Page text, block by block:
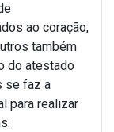
ao coração,
também
do atestado
se faz a
para realizar